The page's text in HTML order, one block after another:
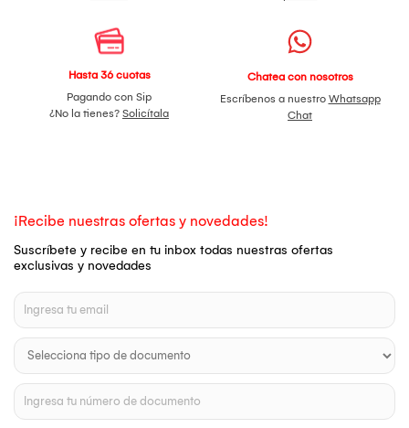
Hasta 36 cuotas
Pagando con Sip
¿No la tienes? Solicítala
Chatea con nosotros
Escríbenos a nuestro Whatsapp
Chat
¡Recibe nuestras ofertas y novedades!
Suscríbete y recibe en tu inbox todas nuestras ofertas
exclusivas y novedades